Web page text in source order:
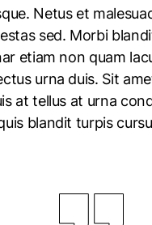
Netus et
sed. Morbi
etiam non quam
urna duis. Sit
at tellus at urna
blandit turpis